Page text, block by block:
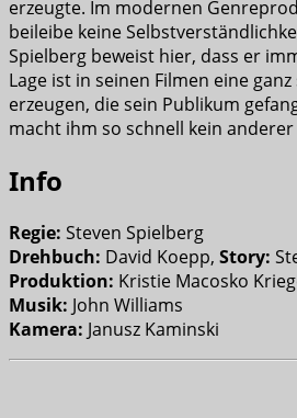
erzeugte. Im modernen
beileibe keine
Spielberg beweist hier, dass er
Lage ist in seinen Filmen eine
erzeugen, die sein Publikum
macht ihm so schnell kein
Info
Regie: Steven Spielberg
Drehbuch: David Koepp, Story:
Produktion: Kristie Macosko
Musik: John Williams
Kamera: Janusz Kaminski